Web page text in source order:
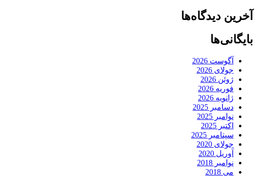
آخرین دیدگاه‌ها
بایگانی‌ها
آگوست 2026
جولای 2026
ژوئن 2026
فوریه 2026
ژانویه 2026
دسامبر 2025
نوامبر 2025
اکتبر 2025
سپتامبر 2025
جولای 2020
آوریل 2020
نوامبر 2018
می 2018